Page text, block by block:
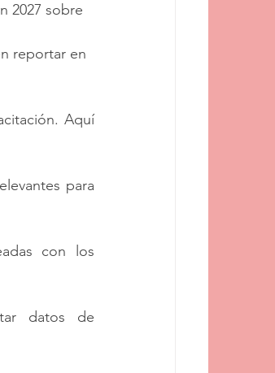
2027 sobre
reportar en
Aquí
para
con los
datos de